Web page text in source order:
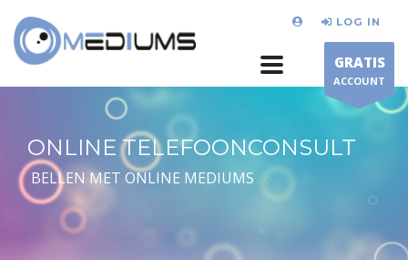
LOG IN
GRATIS
ACCOUNT
ONLINE TELEFOONCONSULT
BELLEN MET ONLINE MEDIUMS